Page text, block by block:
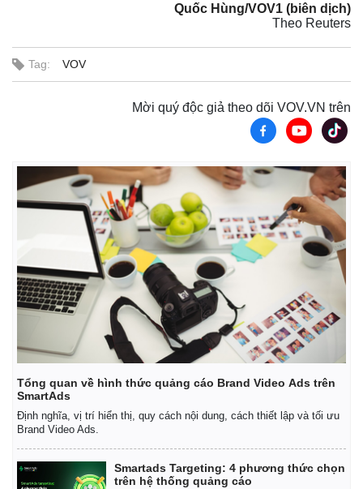
Thế giới
Quan sát
Cuộc sống đó đây
Multimedia
Video
Ảnh
E-Magazine
Infographic
Quốc Hùng/VOV1 (biên dịch)
Theo Reuters
Tag: VOV
Mời quý độc giả theo dõi VOV.VN trên
Tổng quan về hình thức quảng cáo Brand Video Ads trên
SmartAds
Định nghĩa, vị trí hiển thị, quy cách nội dung, cách thiết lập và tối ưu
Brand Video Ads.
Smartads Targeting: 4 phương thức chọn
trên hệ thống quảng cáo